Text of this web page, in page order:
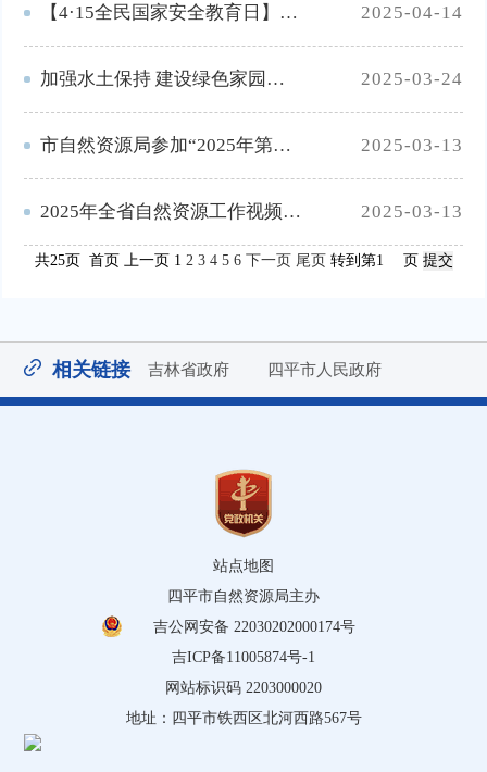
【4·15全民国家安全教育日】系列宣传 2025-04-14
加强水土保持 建设绿色家园——市自然资源局积极开展“世界水日”“中国水周”宣传活动 2025-03-24
市自然资源局参加“2025年第七届环渤海高校联合毕业设计”开题调研会 2025-03-13
2025年全省自然资源工作视频会议召开 2025-03-13
共25页 首页 上一页 1 2 3 4 5 6 下一页 尾页 转到第 页
相关链接 吉林省政府 四平市人民政府
站点地图
四平市自然资源局主办
吉公网安备 22030202000174号
吉ICP备11005874号-1
网站标识码 2203000020
地址：四平市铁西区北河西路567号